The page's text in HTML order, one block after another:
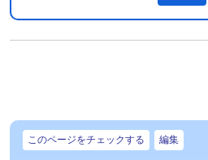
このページをチェックする 編集